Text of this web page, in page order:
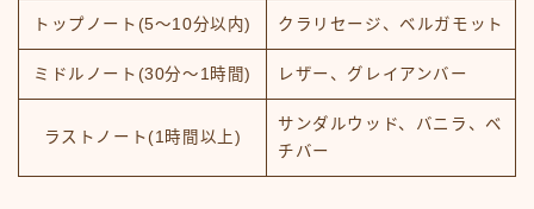
トップノート(5～10分以内) クラリセージ、ベルガモット
ミドルノート(30分～1時間) レザー、グレイアンバー
ラストノート(1時間以上)
サンダルウッド、バニラ、ベ
チバー